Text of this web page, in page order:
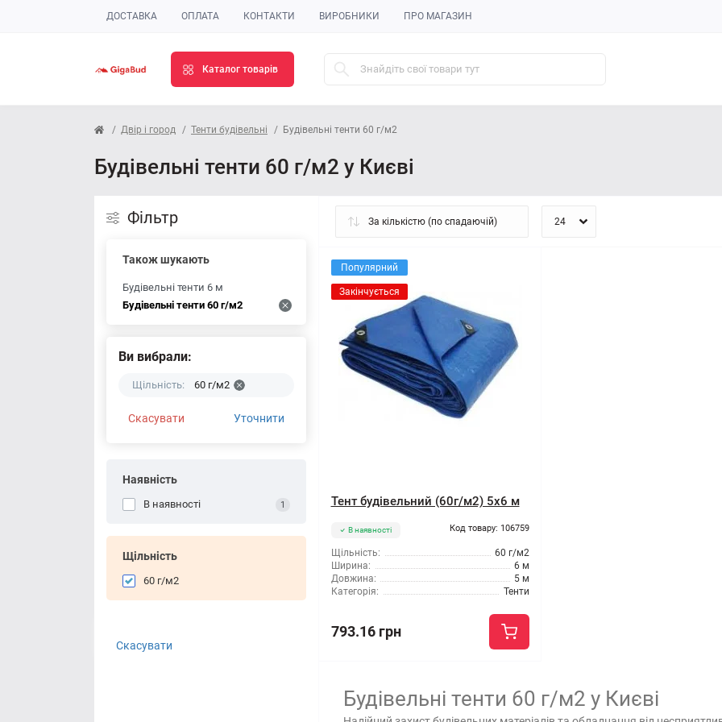
ДОСТАВКА ОПЛАТА КОНТАКТИ ВИРОБНИКИ ПРО МАГАЗИН
Каталог товарів
Двір і город Тенти будівельні Будівельні тенти 60 г/м2
Будівельні тенти 60 г/м2 у Києві
Фільтр
Також шукають
Будівельні тенти 6 м
Будівельні тенти 60 г/м2
Ви вибрали:
Щільність: 60 г/м2
Скасувати Уточнити
Наявність
В наявності 1
Щільність
60 г/м2
Скасувати
Популярний
Закінчується
Тент будівельний (60г/м2) 5x6 м
В наявності Код товару: 106759
Щільність:
60 г/м2
Ширина:
6 м
Довжина:
5 м
Категорія:
Тенти
793.16 грн
Будівельні тенти 60 г/м2 у Києві